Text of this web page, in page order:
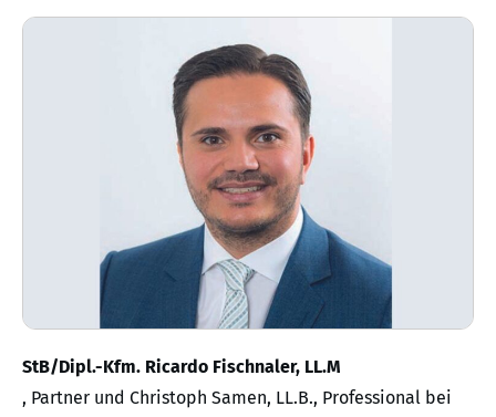
StB/Dipl.-Kfm. Ricardo Fischnaler, LL.M
, Partner und Christoph Samen, LL.B., Professional bei